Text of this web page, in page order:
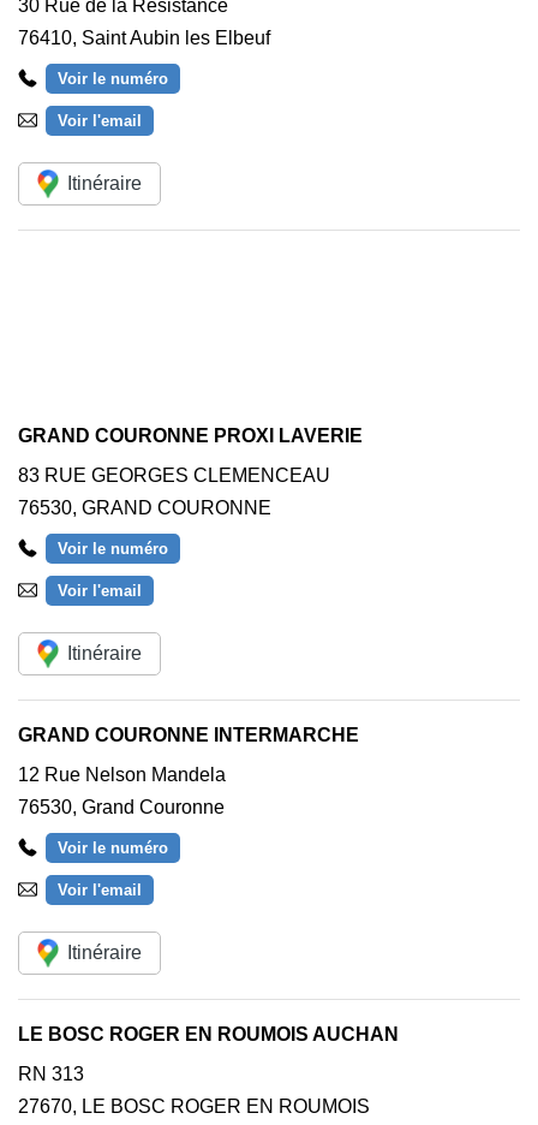
30 Rue de la Resistance
76410, Saint Aubin les Elbeuf
Voir le numéro
Voir l'email
Itinéraire
GRAND COURONNE PROXI LAVERIE
83 RUE GEORGES CLEMENCEAU
76530, GRAND COURONNE
Voir le numéro
Voir l'email
Itinéraire
GRAND COURONNE INTERMARCHE
12 Rue Nelson Mandela
76530, Grand Couronne
Voir le numéro
Voir l'email
Itinéraire
LE BOSC ROGER EN ROUMOIS AUCHAN
RN 313
27670, LE BOSC ROGER EN ROUMOIS